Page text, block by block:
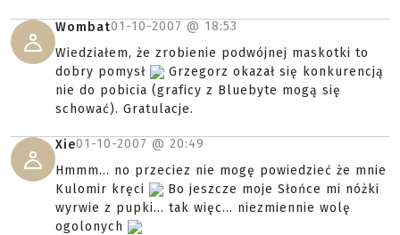
Wombat01-10-2007 @ 18:53
Wiedziałem, że zrobienie podwójnej maskotki to
dobry pomysł
Grzegorz okazał się konkurencją
nie do pobicia (graficy z Bluebyte mogą się
schować). Gratulacje.
Xie01-10-2007 @ 20:49
Hmmm... no przeciez nie mogę powiedzieć że mnie
Kulomir kręci
Bo jeszcze moje Słońce mi nóżki
wyrwie z pupki... tak więc... niezmiennie wolę
ogolonych